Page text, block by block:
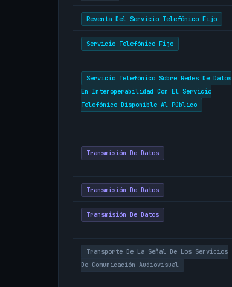
Reventa Del Servicio Telefónico Fijo
Servicio Telefónico Fijo
Servicio Telefónico Sobre Redes De Datos
En Interoperabilidad Con El Servicio
Telefónico Disponible Al Público
Transmisión De Datos
Transmisión De Datos
Transmisión De Datos
Transporte De La Señal De Los Servicios
De Comunicación Audiovisual